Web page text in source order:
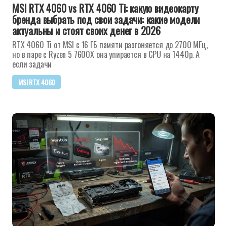
MSI RTX 4060 vs RTX 4060 Ti: какую видеокарту
бренда выбрать под свои задачи: какие модели
актуальны и стоят своих денег в 2026
RTX 4060 Ti от MSI с 16 ГБ памяти разгоняется до 2700 МГц,
но в паре с Ryzen 5 7600X она упирается в CPU на 1440p. А
если задачи
MSI RTX 4060